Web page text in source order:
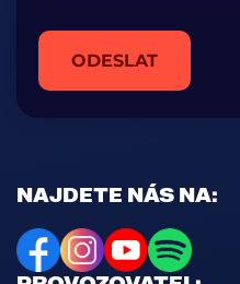
NAJDETE NÁS NA:
ODESLAT